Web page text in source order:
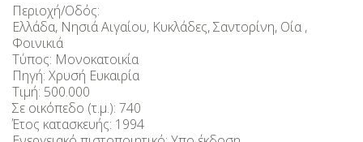
Περιοχή/Οδός:
Ελλάδα, Νησιά Αιγαίου, Κυκλάδες, Σαντορίνη, Οία ,
Φοινικιά
Τύπος: Μονοκατοικία
Πηγή: Χρυσή Ευκαιρία
Τιμή: 500.000
Σε οικόπεδο (τ.μ.): 740
Έτος κατασκευής: 1994